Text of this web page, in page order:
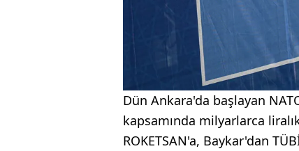
Dün Ankara'da başlayan
kapsamında milyarlarca
ROKETSAN'a, Baykar'dan